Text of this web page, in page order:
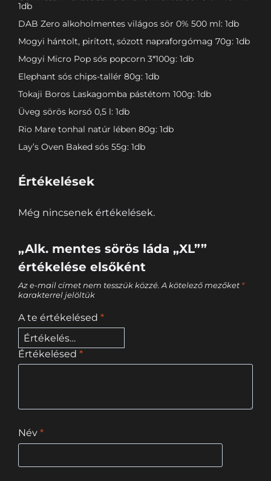
1db
DAB Zero alkoholmentes világos sör 0% 500 ml: 1db
Mogyi hántolt, pirított, sózott napraforgómag 70g: 1db
Mogyi Micro Pop sós popcorn 3*100g: 1db
Elephant sós chips-tallér 80g: 1db
Tokaji Boros Laskagomba pástétom 100g: 1db
Üveg sörös korsó 0,5 l: 1db
Rio Mare tonhal natúr lében 80g: 1db
Lay’s Oven Baked sós 55g: 1db
Értékelések
Még nincsenek értékelések.
„Alk. mentes sörös láda „XL””
értékelése elsőként
Az e-mail címet nem tesszük közzé. A kötelező mezőket *
karakterrel jelöltük
A te értékelésed *
Értékelésed *
Név *